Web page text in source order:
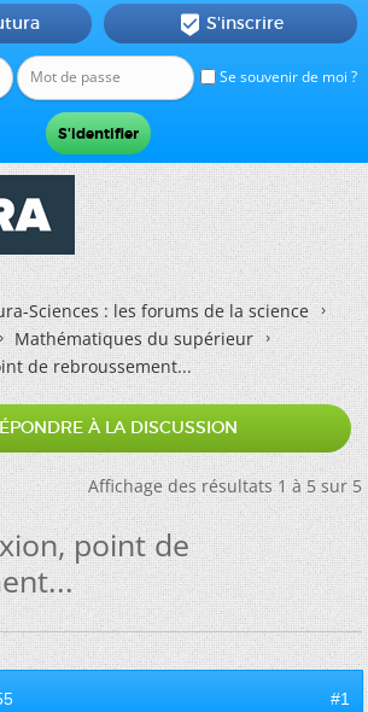
Se souvenir de moi ?
 S'inscrire
Sciences : les forums de la science
Mathématiques du supérieur
de rebroussement...
À LA DISCUSSION
Affichage des résultats 1 à 5 sur 5
point de
#1